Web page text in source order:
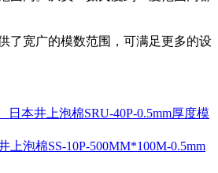
了宽广的模数范围，可满足更多的设
日本井上泡棉SRU-40P-0.5mm厚度模
上泡棉SS-10P-500MM*100M-0.5mm